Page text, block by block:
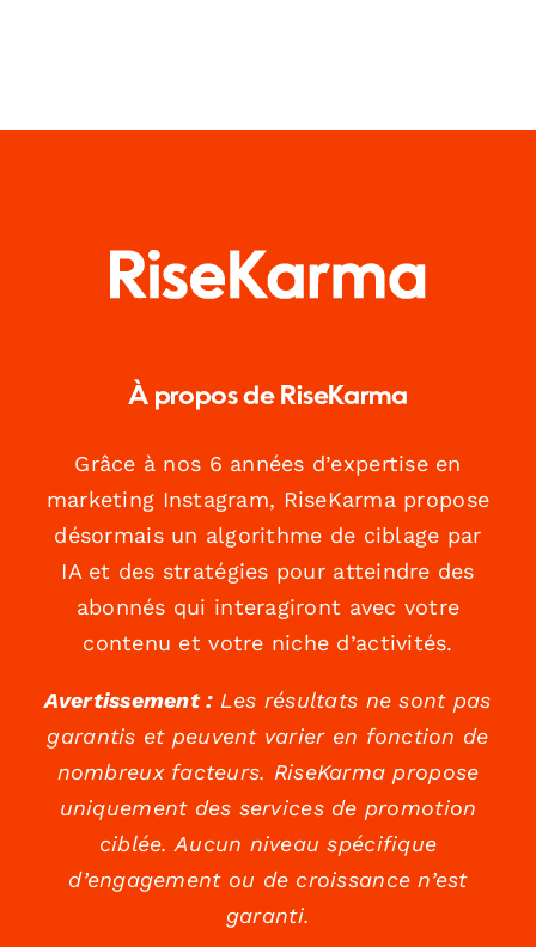
À propos de RiseKarma
Grâce à nos 6 années d’expertise en
marketing Instagram, RiseKarma propose
désormais un algorithme de ciblage par
IA et des stratégies pour atteindre des
abonnés qui interagiront avec votre
contenu et votre niche d’activités.
Avertissement :Les résultats ne sont pas
garantis et peuvent varier en fonction de
nombreux facteurs. RiseKarma propose
uniquement des services de promotion
ciblée. Aucun niveau spécifique
d’engagement ou de croissance n’est
garanti.